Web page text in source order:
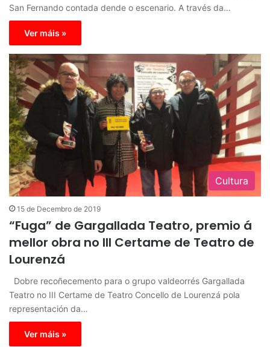
San Fernando contada dende o escenario. A través da…
Ver máis »
Cultura
15 de Decembro de 2019
“Fuga” de Gargallada Teatro, premio á
mellor obra no III Certame de Teatro de
Lourenzá
Dobre recoñecemento para o grupo valdeorrés Gargallada
Teatro no III Certame de Teatro Concello de Lourenzá pola
representación da…
Ver máis »